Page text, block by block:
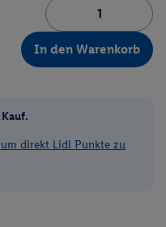
In den Warenkorb
direkt Lidl Punkte zu